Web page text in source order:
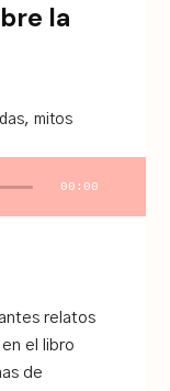
la
,mitos
00:00
relatos
el libro
de